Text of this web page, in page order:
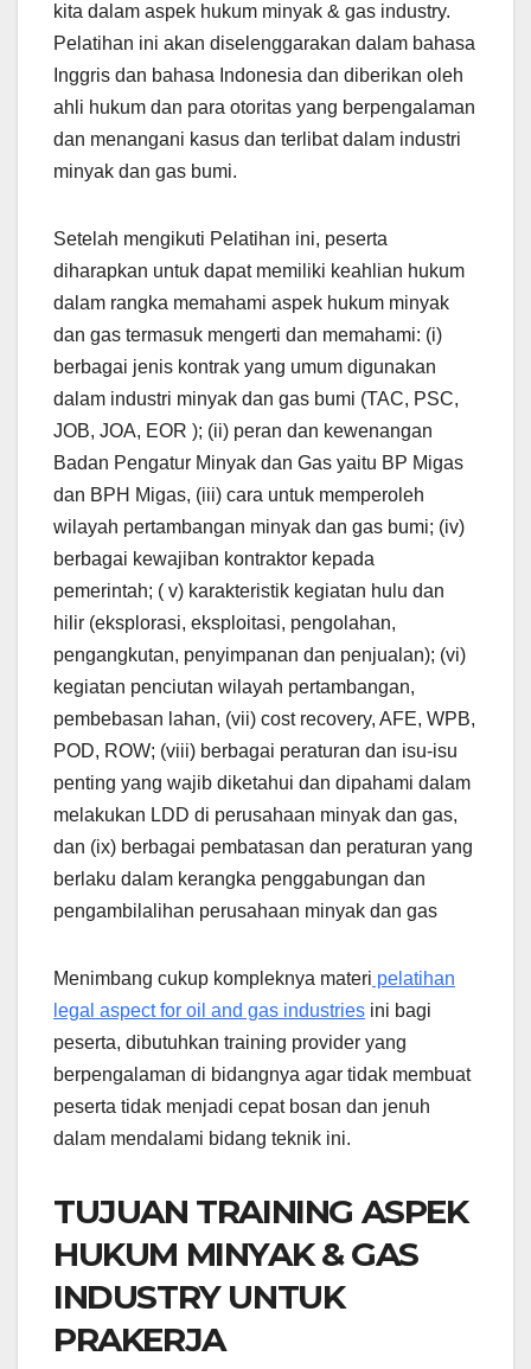
kita dalam aspek hukum minyak & gas industry.
Pelatihan ini akan diselenggarakan dalam bahasa
Inggris dan bahasa Indonesia dan diberikan oleh
ahli hukum dan para otoritas yang berpengalaman
dan menangani kasus dan terlibat dalam industri
minyak dan gas bumi.
Setelah mengikuti Pelatihan ini, peserta
diharapkan untuk dapat memiliki keahlian hukum
dalam rangka memahami aspek hukum minyak
dan gas termasuk mengerti dan memahami: (i)
berbagai jenis kontrak yang umum digunakan
dalam industri minyak dan gas bumi (TAC, PSC,
JOB, JOA, EOR ); (ii) peran dan kewenangan
Badan Pengatur Minyak dan Gas yaitu BP Migas
dan BPH Migas, (iii) cara untuk memperoleh
wilayah pertambangan minyak dan gas bumi; (iv)
berbagai kewajiban kontraktor kepada
pemerintah; ( v) karakteristik kegiatan hulu dan
hilir (eksplorasi, eksploitasi, pengolahan,
pengangkutan, penyimpanan dan penjualan); (vi)
kegiatan penciutan wilayah pertambangan,
pembebasan lahan, (vii) cost recovery, AFE, WPB,
POD, ROW; (viii) berbagai peraturan dan isu-isu
penting yang wajib diketahui dan dipahami dalam
melakukan LDD di perusahaan minyak dan gas,
dan (ix) berbagai pembatasan dan peraturan yang
berlaku dalam kerangka penggabungan dan
pengambilalihan perusahaan minyak dan gas
Menimbang cukup kompleknya materi pelatihan
legal aspect for oil and gas industries ini bagi
peserta, dibutuhkan training provider yang
berpengalaman di bidangnya agar tidak membuat
peserta tidak menjadi cepat bosan dan jenuh
dalam mendalami bidang teknik ini.
TUJUAN TRAINING ASPEK
HUKUM MINYAK & GAS
INDUSTRY UNTUK
PRAKERJA